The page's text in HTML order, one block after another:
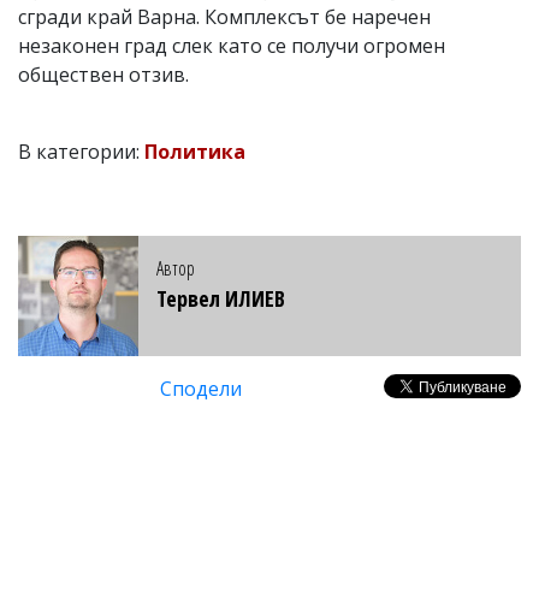
сгради край Варна. Комплексът бе наречен
незаконен град слек като се получи огромен
обществен отзив.
В категории: Политика
Автор
Тервел ИЛИЕВ
Сподели